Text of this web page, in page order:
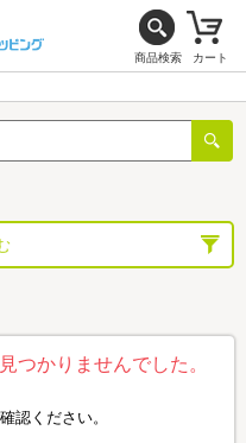
商品検索 カート
つかりませんでした。
認ください。